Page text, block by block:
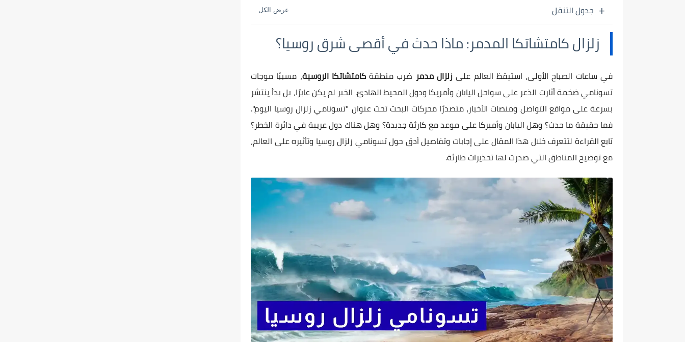
جدول التنقل
زلزال كامتشاتكا المدمر: ماذا حدث في أقصى شرق روسيا؟
في ساعات الصباح الأولى، استيقظ العالم على زلزال مدمر ضرب منطقةكامتشاتكا الروسية، مسببًا موجات
تسونامي ضخمة أثارت الذعر على سواحل اليابان وأمريكا ودول المحيط الهادئ. الخبر لم يكن عابرًا، بل بدأ ينتشر
بسرعة على مواقع التواصل ومنصات الأخبار، متصدرًا محركات البحث تحت عنوان "تسونامي زلزال روسيا اليوم".
فما حقيقة ما حدث؟ وهل اليابان وأميركا على موعد مع كارثة جديدة؟ وهل هناك دول عربية في دائرة الخطر؟
تابع القراءة لتتعرف خلال هذا المقال على إجابات وتفاصيل أدق حول تسونامي زلزال روسيا وتأثيره على العالم،
مع توضيح المناطق التي صدرت لها تحذيرات طارئة.